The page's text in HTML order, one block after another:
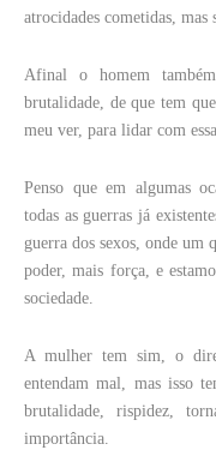
atrocidades cometidas, mas
Afinal o homem
brutalidade, de que tem
meu ver, para lidar com
Penso que em algumas
todas as guerras já
guerra dos sexos, onde um
poder, mais força, e
sociedade.
A mulher tem sim, o
entendam mal, mas isso
brutalidade, rispidez,
importância.